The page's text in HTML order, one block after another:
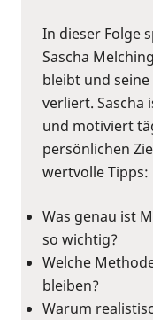
In dieser Folge
Sascha
bleibt und
verliert. Sascha
und motiviert
persönlichen
wertvolle Tipps:
Was genau ist
so wichtig?
Welche
bleiben?
Warum